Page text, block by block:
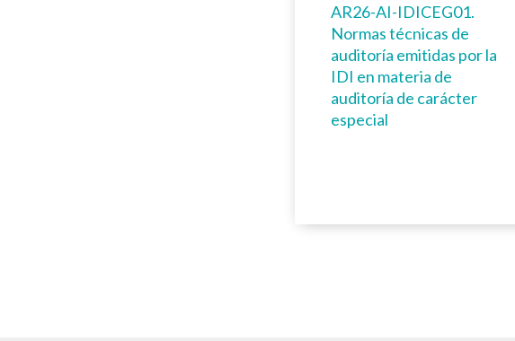
AR26-AI-IDICEG01.
Normas técnicas de
auditoría emitidas por la
IDI en materia de
auditoría de carácter
especial